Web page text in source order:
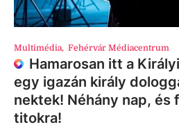
Multimédia, Fehérvár Médiacentrum
Hamarosan itt a
egy igazán király
nektek! Néhány nap, és
titokra!